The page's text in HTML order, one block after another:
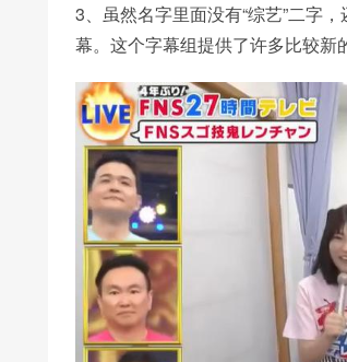
3、虽然名字里面没有“综艺”二字
幕。这个字幕组提供了许多比较新